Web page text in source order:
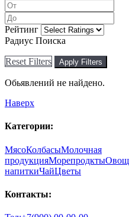
Рейтинг
Радиус Поиска
Reset Filters Apply Filters
Обьявлений не найдено.
Наверх
Категории:
МясоКолбасыМолочная
продукцияМорепродкты
напиткиЧайЦветы
Контакты: